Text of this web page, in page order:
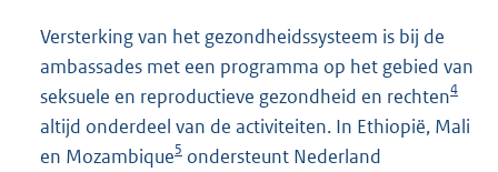
Versterking van het gezondheidssysteem is bij de
ambassades met een programma op het gebied van
seksuele en reproductieve gezondheid en rechten4
altijd onderdeel van de activiteiten. In Ethiopië, Mali
en Mozambique5 ondersteunt Nederland